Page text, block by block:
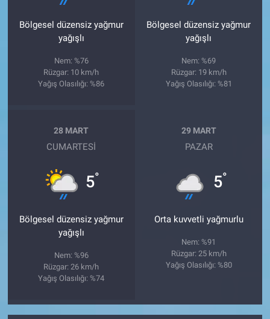
Bölgesel düzensiz yağmur
yağışlı
Nem: %76
Rüzgar: 10 km/h
Yağış Olasılığı: %86
Bölgesel düzensiz yağmur
yağışlı
Nem: %69
Rüzgar: 19 km/h
Yağış Olasılığı: %81
28 MART
CUMARTESI
5°
Bölgesel düzensiz yağmur
yağışlı
Nem: %96
Rüzgar: 26 km/h
Yağış Olasılığı: %74
29 MART
PAZAR
5°
Orta kuvvetli yağmurlu
Nem: %91
Rüzgar: 25 km/h
Yağış Olasılığı: %80